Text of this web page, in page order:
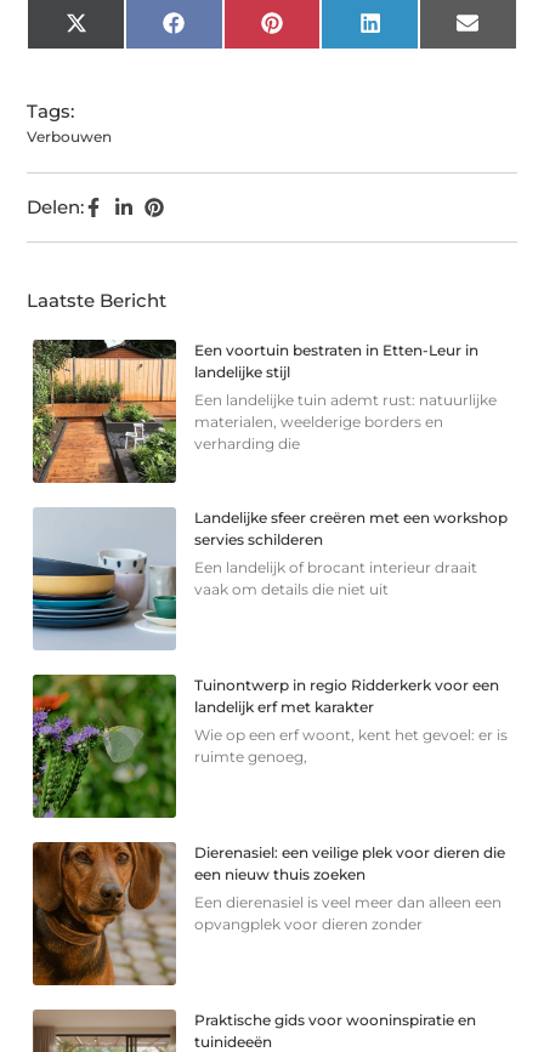
X
(Twitter)
Facebook Pinterest LinkedIn Email
Tags:
Verbouwen
Delen:
Laatste Bericht
Een voortuin bestraten in Etten-Leur in
landelijke stijl
Een landelijke tuin ademt rust: natuurlijke
materialen, weelderige borders en
verharding die
Landelijke sfeer creëren met een workshop
servies schilderen
Een landelijk of brocant interieur draait
vaak om details die niet uit
Tuinontwerp in regio Ridderkerk voor een
landelijk erf met karakter
Wie op een erf woont, kent het gevoel: er is
ruimte genoeg,
Dierenasiel: een veilige plek voor dieren die
een nieuw thuis zoeken
Een dierenasiel is veel meer dan alleen een
opvangplek voor dieren zonder
Praktische gids voor wooninspiratie en
tuinideeën